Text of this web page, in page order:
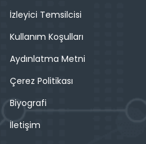
İzleyici Temsilcisi
Kullanım Koşulları
Aydınlatma Metni
Çerez Politikası
Biyografi
İletişim